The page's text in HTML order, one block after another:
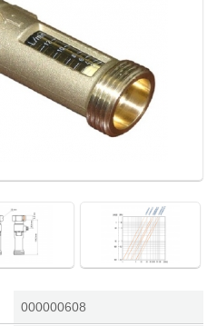
000000608